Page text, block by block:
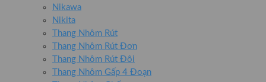
Nikawa
Nikita
Thang Nhôm Rút
Thang Nhôm Rút Đơn
Thang Nhôm Rút Đôi
Thang Nhôm Gấp 4 Đoạn